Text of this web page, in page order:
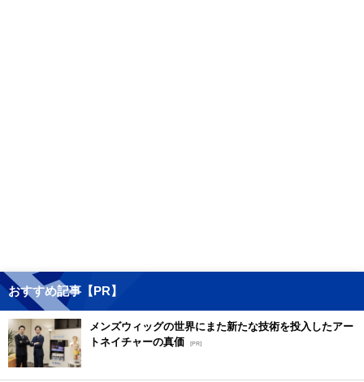
おすすめ記事【PR】
メンズウィッグの世界にまた新たな技術を投入したアー
トネイチャーの真価
[PR]